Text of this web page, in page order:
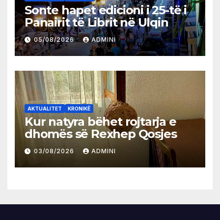
Sonte hapet edicioni i 25-të i
Panairit të Librit në Ulqin
05/08/2026 ADMINI
AKTUALITET KRONIKË
Kur natyra bëhet rojtarja e
dhomës së Rexhep Qosjes
03/08/2026 ADMINI